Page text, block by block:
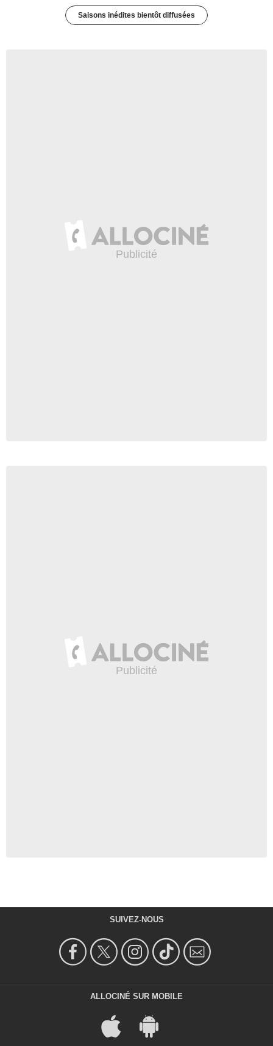
Saisons inédites bientôt diffusées
SUIVEZ-NOUS
ALLOCINÉ SUR MOBILE